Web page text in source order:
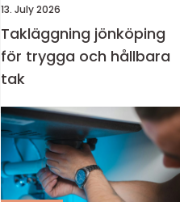
13. July 2026
Takläggning jönköping
för trygga och hållbara
tak